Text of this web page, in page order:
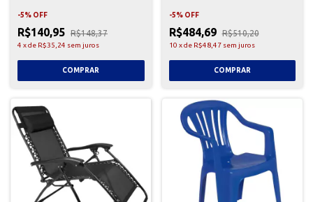
-5% OFF
R$140,95 R$148,37
4 xde R$35,24 sem juros
-5% OFF
R$484,69 R$510,20
10 xde R$48,47 sem juros